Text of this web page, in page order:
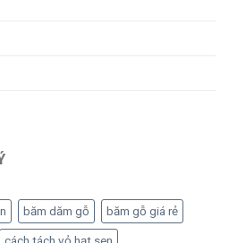
băm dăm gỗ băm gỗ giá rẻ